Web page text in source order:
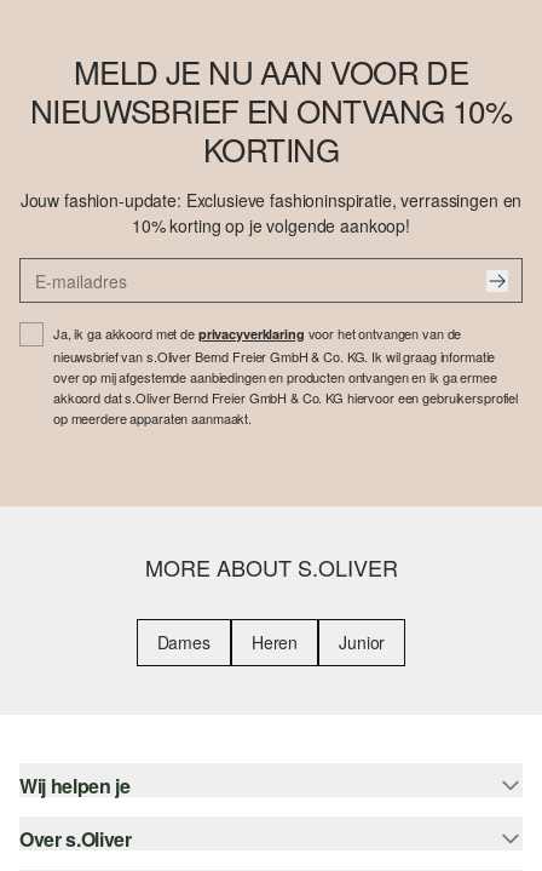
MELD JE NU AAN VOOR DE
NIEUWSBRIEF EN ONTVANG 10%
KORTING
Jouw fashion-update: Exclusieve fashioninspiratie, verrassingen en
10% korting op je volgende aankoop!
Ja, ik ga akkoord met de privacyverklaring voor het ontvangen van de
nieuwsbrief van s.Oliver Bernd Freier GmbH & Co. KG. Ik wil graag informatie
over op mij afgestemde aanbiedingen en producten ontvangen en ik ga ermee
akkoord dat s.Oliver Bernd Freier GmbH & Co. KG hiervoor een gebruikersprofiel
op meerdere apparaten aanmaakt.
MORE ABOUT S.OLIVER
Dames Heren Junior
Wij helpen je
Help - FAQ
Over s.Oliver